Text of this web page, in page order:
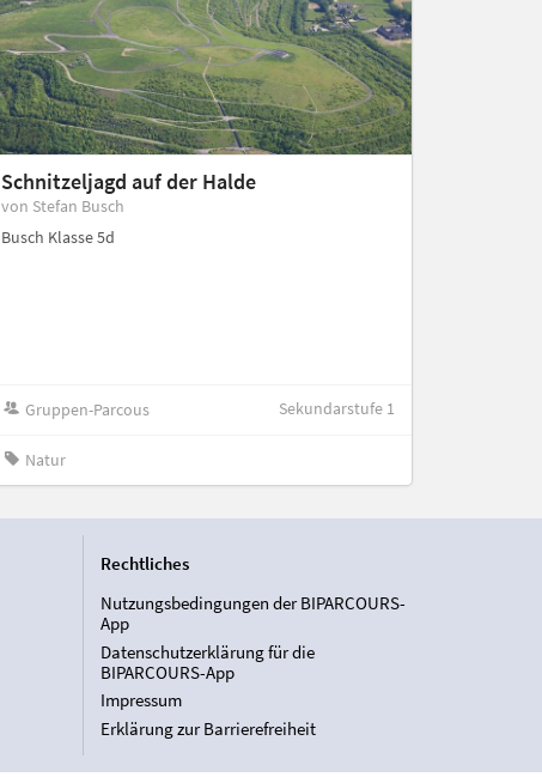
Schnitzeljagd auf der Halde
von Stefan Busch
Busch Klasse 5d
Gruppen-Parcous Sekundarstufe 1
Natur
Rechtliches
Nutzungsbedingungen der BIPARCOURS-
App
Datenschutzerklärung für die
BIPARCOURS-App
Impressum
Erklärung zur Barrierefreiheit